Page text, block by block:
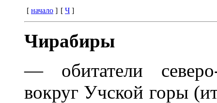
[ начало ] [ Ч ]
Чирабиры
— обитатели
вокруг Учской горы